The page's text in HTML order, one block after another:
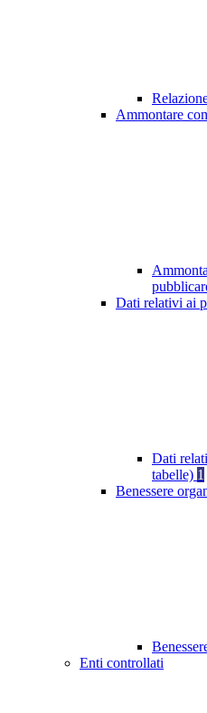
Ammontare
Dati relativi ai
Dati
tabelle) 1
Benessere
Enti controllati